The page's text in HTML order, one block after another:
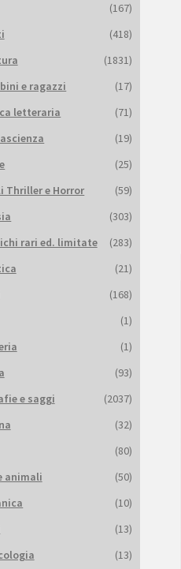
(167)
(418)
(1831)
e ragazzi
(17)
letteraria
(71)
(19)
(25)
Thriller e Horror
(59)
(303)
rari ed. limitate
(283)
(21)
(168)
(1)
(1)
(93)
e saggi
(2037)
(32)
(80)
animali
(50)
(10)
(13)
(13)